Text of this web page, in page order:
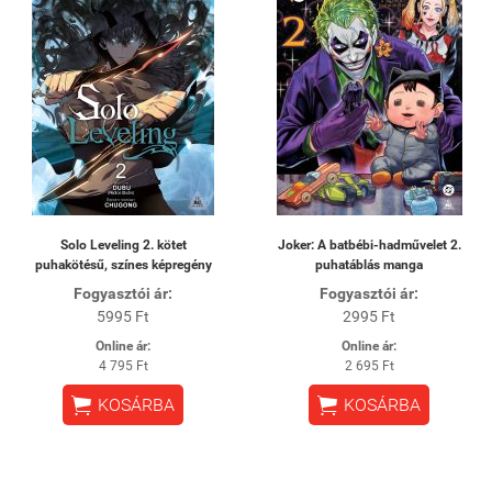
Solo Leveling 2. kötet
puhakötésű, színes képregény
Fogyasztói ár:
5995 Ft
Online ár:
4 795 Ft
 KOSÁRBA
Joker: A batbébi-hadművelet 2.
puhatáblás manga
Fogyasztói ár:
2995 Ft
Online ár:
2 695 Ft
 KOSÁRBA